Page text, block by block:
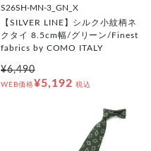
S26SH-MN-3_GN_X
【SILVER LINE】シルク小紋柄ネ
クタイ 8.5cm幅/グリーン/Finest
fabrics by COMO ITALY
¥6,490
WEB価格¥5,192 税込